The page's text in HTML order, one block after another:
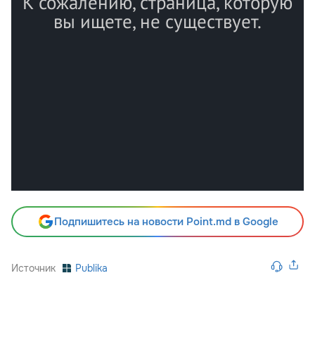
Подпишитесь на новости Point.md в Google
Источник Publika